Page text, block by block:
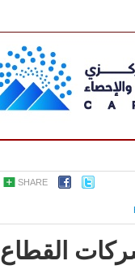
SHARE
القطاع